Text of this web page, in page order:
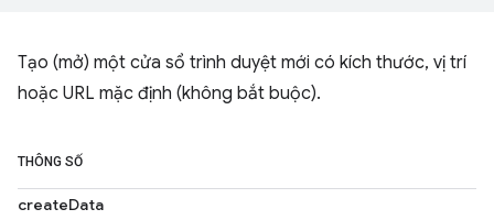
Tạo (mở) một cửa sổ trình duyệt mới có kích thước, vị trí
hoặc URL mặc định (không bắt buộc).
THÔNG SỐ
createData